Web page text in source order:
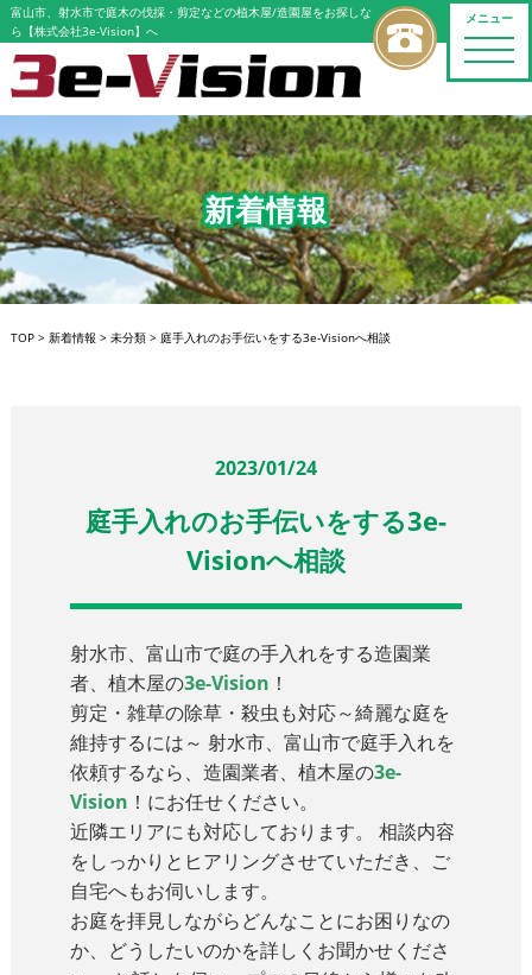
メニュー
toggle
富山市、射水市で庭木の伐採・剪定などの植木屋/造園屋をお探しな
ら【株式会社3e-Vision】へ
新着情報
TOP> 新着情報 > 未分類> 庭手入れのお手伝いをする3e-Visionへ相談
2023/01/24
庭手入れのお手伝いをする3e-
Visionへ相談
射水市、富山市で庭の手入れをする造園業
者、植木屋の3e-Vision ！
剪定・雑草の除草・殺虫も対応～綺麗な庭を
維持するには～ 射水市、富山市で庭手入れを
依頼するなら、造園業者、植木屋の3e-
Vision ！にお任せください。
近隣エリアにも対応しております。 相談内容
をしっかりとヒアリングさせていただき、ご
自宅へもお伺いします。
お庭を拝見しながらどんなことにお困りなの
か、どうしたいのかを詳しくお聞かせくださ